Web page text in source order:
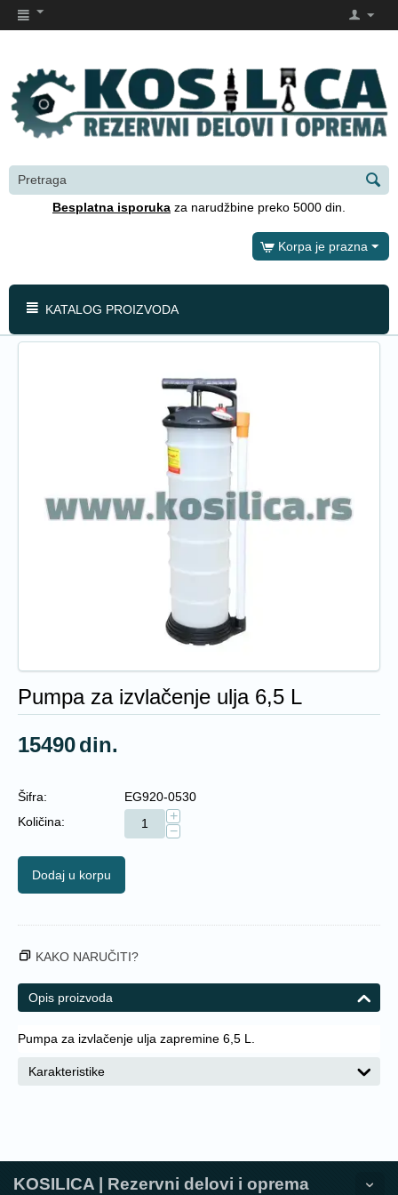
Besplatna isporuka za narudžbine preko 5000 din.
Korpa je prazna
KATALOG PROIZVODA
Pumpa za izvlačenje ulja 6,5 L
15490din.
Šifra:
EG920-0530
Količina:
+
−
Dodaj u korpu
KAKO NARUČITI?
Opis proizvoda
Pumpa za izvlačenje ulja zapremine 6,5 L.
Karakteristike
KOSILICA | Rezervni delovi i oprema